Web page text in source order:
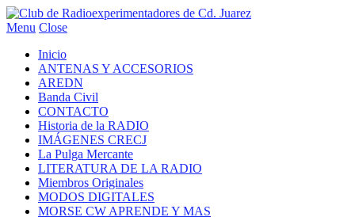
Menu Close
Inicio
ANTENAS Y ACCESORIOS
AREDN
Banda Civil
CONTACTO
Historia de la RADIO
IMÁGENES CRECJ
La Pulga Mercante
LITERATURA DE LA RADIO
Miembros Originales
MODOS DIGITALES
MORSE CW APRENDE Y MAS